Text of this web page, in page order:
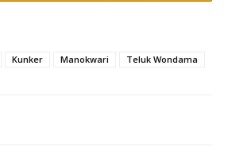
Kunker Manokwari Teluk Wondama